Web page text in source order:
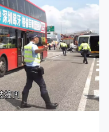
面部受傷，口、鼻
留在路邊用冰敷傷
玻璃粉碎，工程車的
內有血漬及使用過
護架脫落，被撞至
上掉下來，而這裡
。 事發在下午約2
理一宗貨車追撞城
度封閉，約一個多